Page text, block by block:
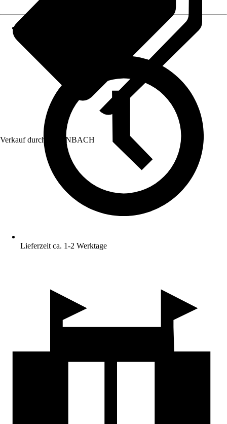
Verkauf durch: HORNBACH
Lieferzeit ca. 1-2 Werktage